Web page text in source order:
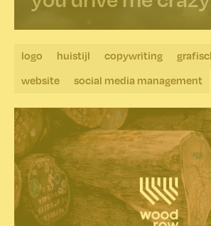
logo huistijl copywriting
website
social media management